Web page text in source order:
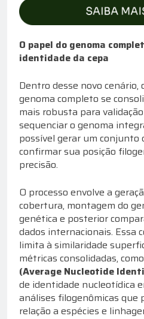
O papel do genoma
identidade da cepa
Dentro desse novo
genoma completo se
mais robusta para
sequenciar o genoma
possível gerar um conjunto
confirmar sua posição
precisão.
O processo envolve a
cobertura, montagem do
genética e posterior
dados internacionais. Essa
limita à similaridade
métricas consolidadas,
(Average Nucleotide
de identidade nucleotídica
análises filogenômicas que
relação a espécies e